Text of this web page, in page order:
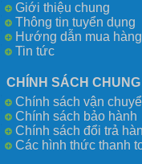
Giới thiệu chung
Thông tin tuyển dụng
Hướng dẫn mua
Tin tức
CHÍNH SÁCH CHUNG
Chính sách vận
Chính sách bảo hành
Chính sách đổi trả
Các hình thức thanh